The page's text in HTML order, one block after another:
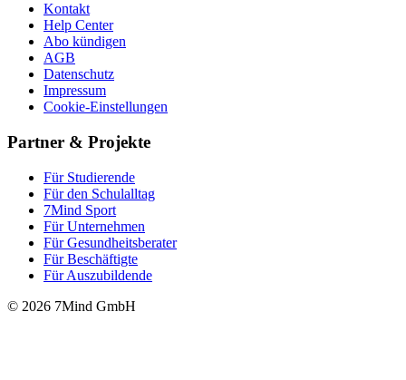
Kontakt
Help Center
Abo kündigen
AGB
Datenschutz
Impressum
Cookie-Einstellungen
Partner & Projekte
Für Stu­die­rende
Für den Schulalltag
7Mind Sport
Für Unter­neh­men
Für Gesund­heits­be­ra­ter
Für Beschäftigte
Für Auszubildende
© 2026 7Mind GmbH